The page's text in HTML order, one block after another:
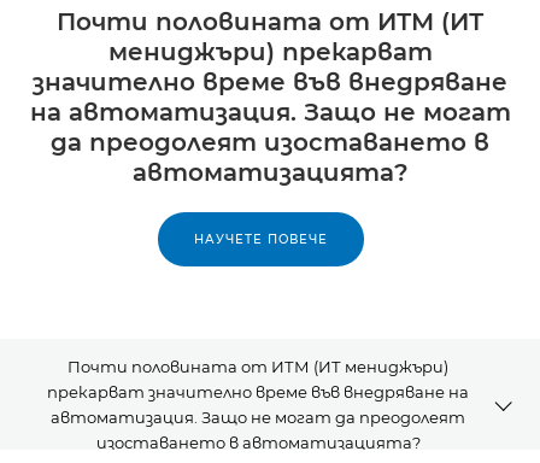
Почти половината от ИТМ (ИТ
мениджъри) прекарват
значително време във внедряване
на автоматизация. Защо не могат
да преодолеят изоставането в
автоматизацията?
НАУЧЕТЕ ПОВЕЧЕ
Почти половината от ИТМ (ИТ мениджъри)
прекарват значително време във внедряване на
автоматизация. Защо не могат да преодолеят
изоставането в автоматизацията?